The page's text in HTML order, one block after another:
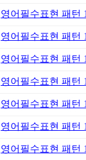
영어필수표현 패턴
영어필수표현 패턴
영어필수표현 패턴
영어필수표현 패턴
영어필수표현 패턴
영어필수표현 패턴
영어필수표현 패턴